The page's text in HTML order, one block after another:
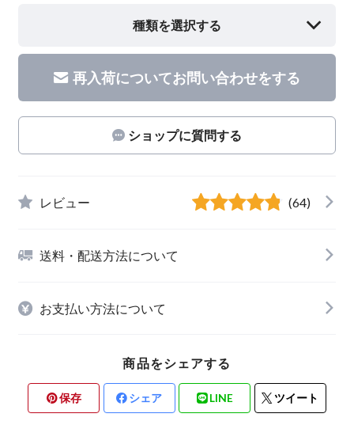
種類を選択する
再入荷についてお問い合わせをする
ショップに質問する
レビュー (64)
送料・配送方法について
お支払い方法について
商品をシェアする
保存 シェア LINE ツイート